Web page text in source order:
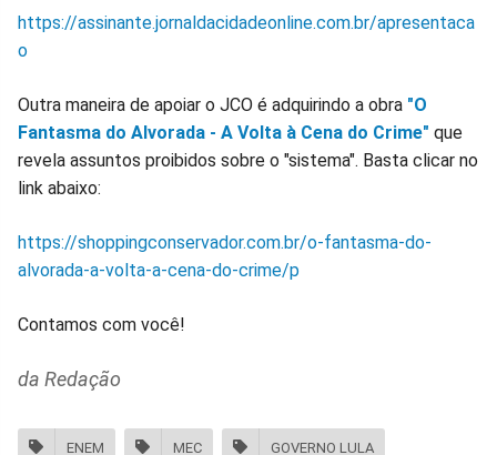
https://assinante.jornaldacidadeonline.com.br/apresentaca
o
Outra maneira de apoiar o JCO é adquirindo a obra "O
Fantasma do Alvorada - A Volta à Cena do Crime" que
revela assuntos proibidos sobre o "sistema". Basta clicar no
link abaixo:
https://shoppingconservador.com.br/o-fantasma-do-
alvorada-a-volta-a-cena-do-crime/p
Contamos com você!
da Redação
ENEM MEC GOVERNO LULA